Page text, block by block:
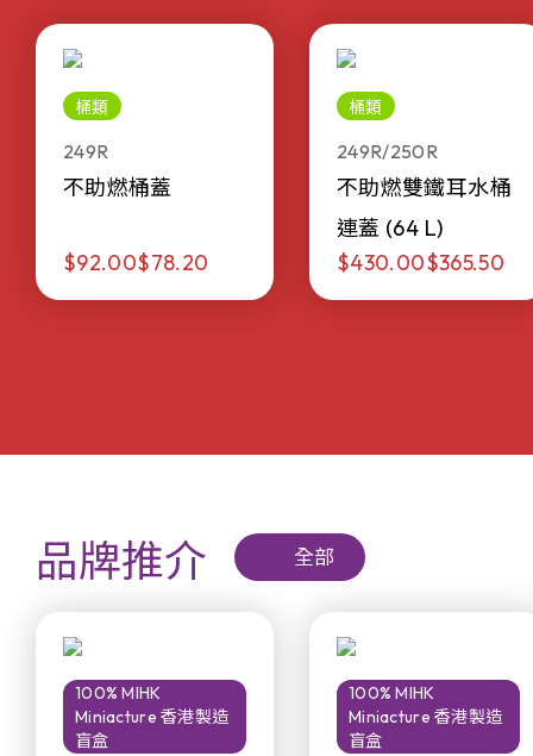
桶類
249R
不助燃桶蓋
$92.00$78.20
桶類
249R/250R
不助燃雙鐵耳水桶
連蓋 (64 L)
$430.00$365.50
品牌推介 全部
100% MIHK
Miniacture 香港製造
盲盒
100% MIHK
Miniacture 香港製造
盲盒